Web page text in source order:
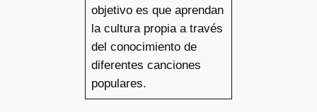
objetivo es que aprendan
la cultura propia a través
del conocimiento de
diferentes canciones
populares.